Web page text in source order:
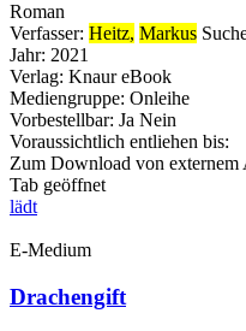
Roman
Verfasser: Heitz, Markus
Jahr: 2021
Verlag: Knaur eBook
Mediengruppe: Onleihe
Vorbestellbar: Ja Nein
Voraussichtlich entliehen bis:
Zum Download von externem
Tab geöffnet
lädt
E-Medium
Drachengift